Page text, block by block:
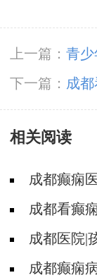
上一篇： 青少
病医院医生
下一篇： 成
的症状?
相关阅读
成都癫痫
吗?成都看癫
痫发作时要做
成都医院|
吗?成都癫痫